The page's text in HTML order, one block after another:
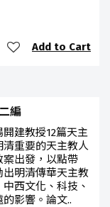
Add to Cart
編
建教授12篇天主
重要的天主教人
出發，以點帶
明清傳華天主教
西文化、科技、
影響。論文..